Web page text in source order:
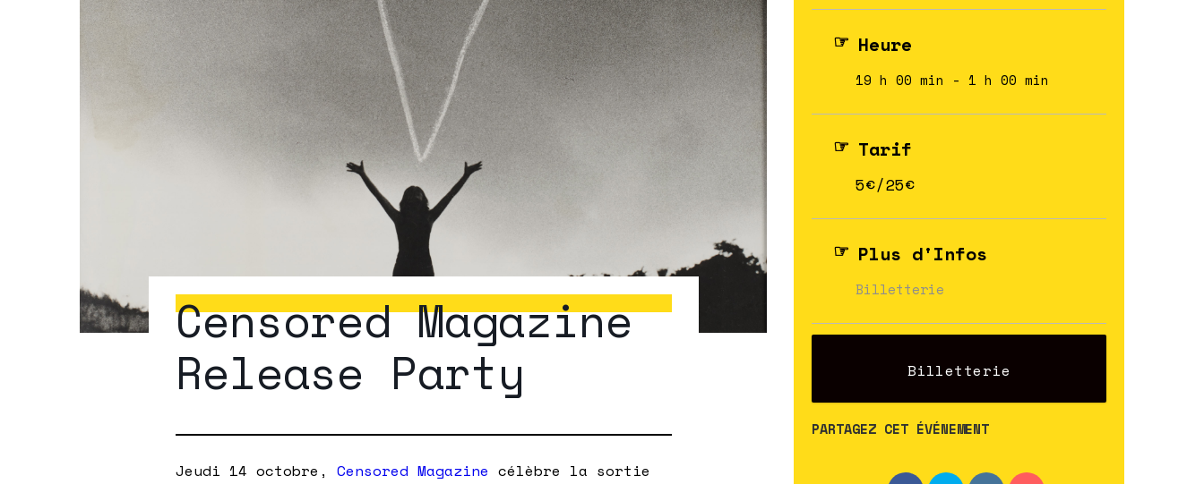
Censored Magazine
Release Party
Jeudi 14 octobre, Censored Magazine célèbre la sortie
Heure
19 h 00 min - 1 h 00 min
Tarif
5€/25€
Plus d'Infos
Billetterie
Billetterie
PARTAGEZ CET ÉVÉNEMENT